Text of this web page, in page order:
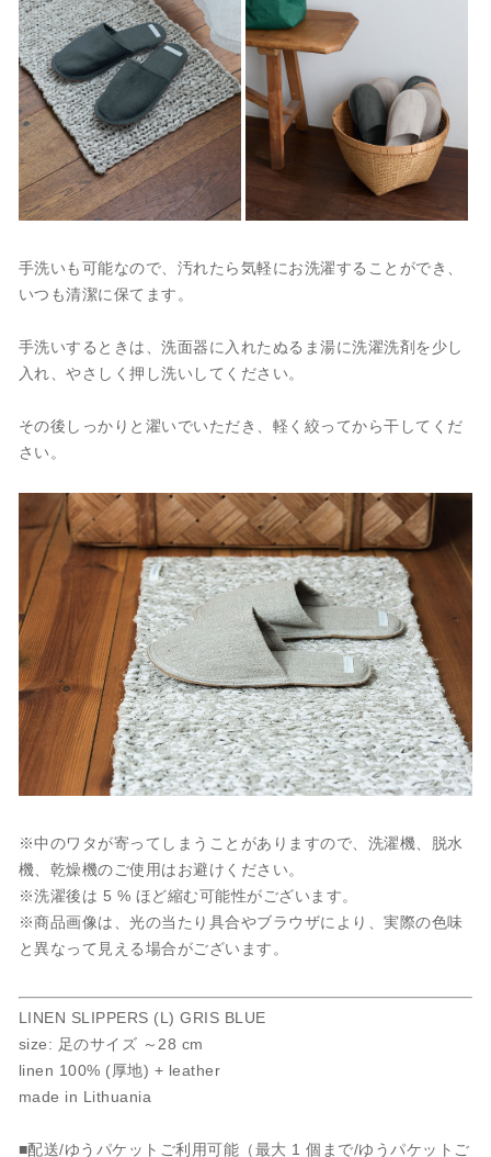
手洗いも可能なので、汚れたら気軽にお洗濯することができ、
いつも清潔に保てます。
手洗いするときは、洗面器に入れたぬるま湯に洗濯洗剤を少し
入れ、やさしく押し洗いしてください。
その後しっかりと濯いでいただき、軽く絞ってから干してくだ
さい。
※中のワタが寄ってしまうことがありますので、洗濯機、脱水
機、乾燥機のご使用はお避けください。
※洗濯後は 5 % ほど縮む可能性がございます。
※商品画像は、光の当たり具合やブラウザにより、実際の色味
と異なって見える場合がございます。
LINEN SLIPPERS (L) GRIS BLUE
size: 足のサイズ ～28 cm
linen 100% (厚地) + leather
made in Lithuania
■配送/ゆうパケットご利用可能（最大 1 個まで/ゆうパケットご